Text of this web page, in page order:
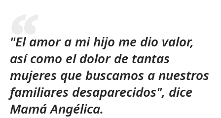
"El amor a mi hijo me dio valor,
así como el dolor de tantas
mujeres que buscamos a nuestros
familiares desaparecidos", dice
Mamá Angélica.